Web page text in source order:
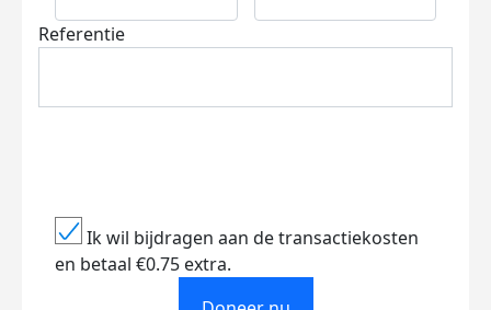
Referentie
Ik wil bijdragen aan de transactiekosten
en betaal €0.75 extra.